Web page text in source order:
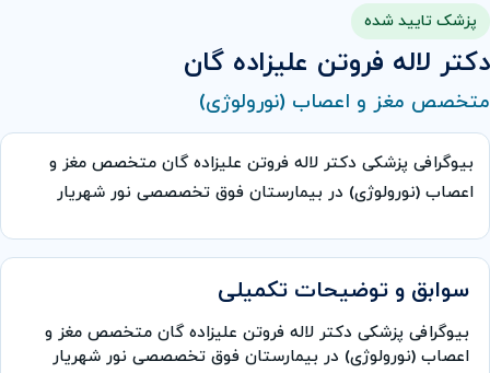
پزشک تایید شده
دکتر لاله فروتن علیزاده گان
متخصص مغز و اعصاب (نورولوژی)
بیوگرافی پزشکی دکتر لاله فروتن علیزاده گان متخصص مغز و
اعصاب (نورولوژی) در بیمارستان فوق تخصصصی نور شهریار
سوابق و توضیحات تکمیلی
بیوگرافی پزشکی دکتر لاله فروتن علیزاده گان متخصص مغز و
اعصاب (نورولوژی) در بیمارستان فوق تخصصصی نور شهریار